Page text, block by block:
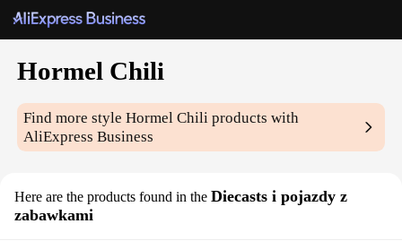
Hormel Chili
Find more styleHormel Chili products with
AliExpress Business
Here are the products found in the Diecasts i pojazdy z
zabawkami